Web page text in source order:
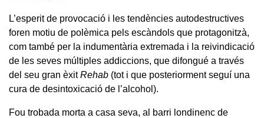
L’esperit de provocació i les tendències autodestructives
foren motiu de polèmica pels escàndols que protagonitzà,
com també per la indumentària extremada i la reivindicació
de les seves múltiples addiccions, que difongué a través
del seu gran èxitRehab (tot i que posteriorment seguí una
cura de desintoxicació de l’alcohol).
Fou trobada morta a casa seva, al barri londinenc de